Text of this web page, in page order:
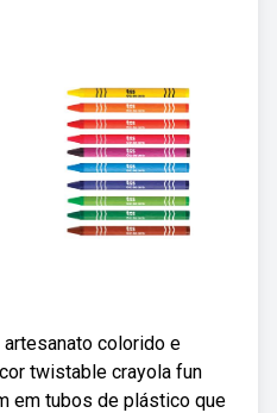
colorido e
twistable crayola fun
em tubos de plástico que